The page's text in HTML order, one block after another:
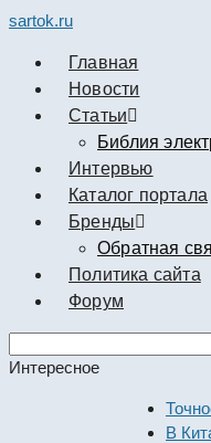
sartok.ru
Главная
Новости
Cтатьи
Библия
Интервью
Каталог портала
Бренды
Обратная
Политика сайта
Форум
this
Интересное
Точность
В Китае